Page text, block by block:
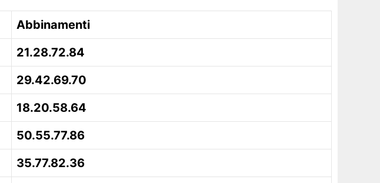
Abbinamenti
21.28.72.84
29.42.69.70
18.20.58.64
50.55.77.86
35.77.82.36